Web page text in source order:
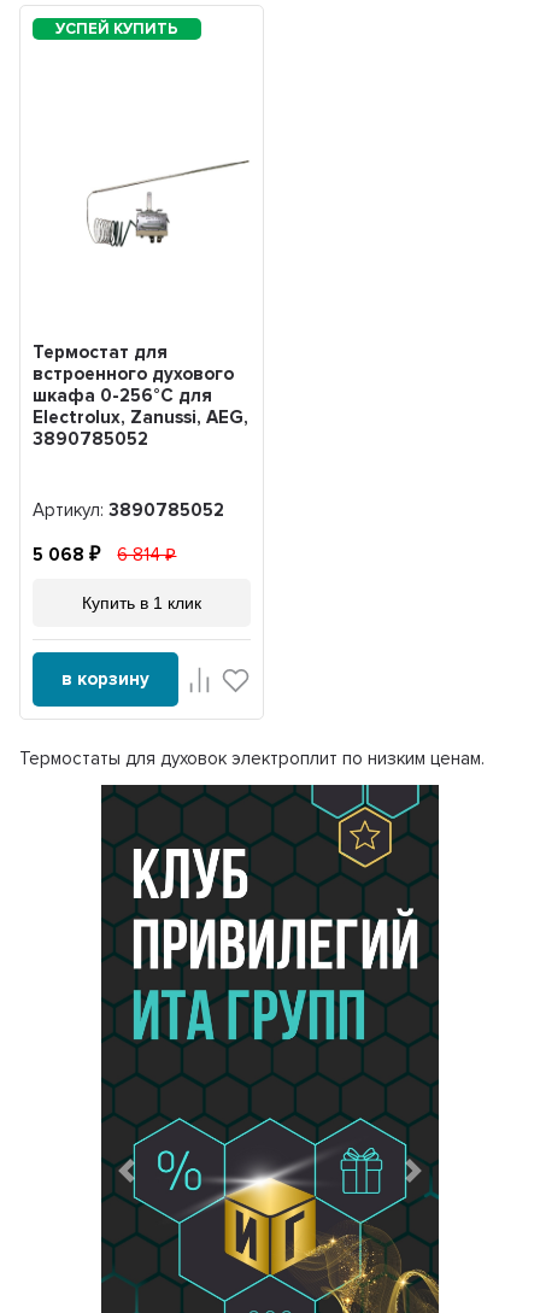
Предыдущий Следующий
Термостат для
встроенного духового
шкафа 0-256°С для
Electrolux, Zanussi, AEG,
3890785052
Артикул:3890785052
5 068 6 814
Купить в 1 клик
в корзину
Термостаты для духовок электроплит по низким ценам.